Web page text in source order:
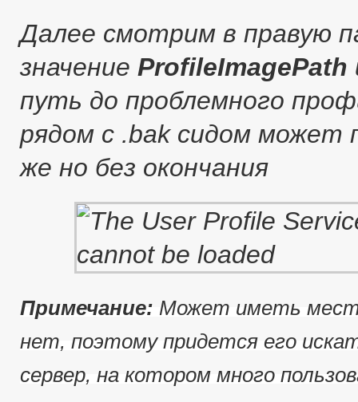
Далее смотрим в правую
значение ProfileImagePath
путь до проблемного
рядом с .bak сидом
же но без окончания
Примечание: Может иметь
нет, поэтому придется его
сервер, на котором много